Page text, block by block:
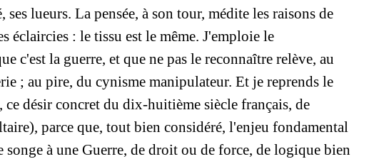
ses lueurs. La pensée, à son tour, médite les raisons de
éclaircies : le tissu est le même. J'emploie le
c'est la guerre, et que ne pas le reconnaître relève, au
; au pire, du cynisme manipulateur. Et je reprends le
désir concret du dix-huitième siècle français, de
parce que, tout bien considéré, l'enjeu fondamental
songe à une Guerre, de droit ou de force, de logique bien